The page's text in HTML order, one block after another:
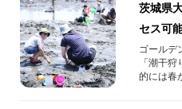
茨城県
セス可
ゴールデ
「潮干
的には春